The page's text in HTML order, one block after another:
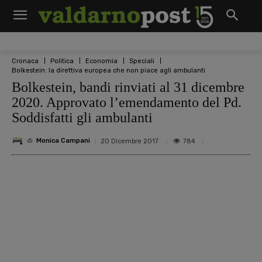
Cronaca Politica Economia
Speciali
Bolkestein: la direttiva europea che non piace agli ambulanti
Bolkestein, bandi rinviati al 31 dicembre
2020. Approvato l’emendamento del Pd.
Soddisfatti gli ambulanti
di Monica Campani 20 Dicembre 2017 784